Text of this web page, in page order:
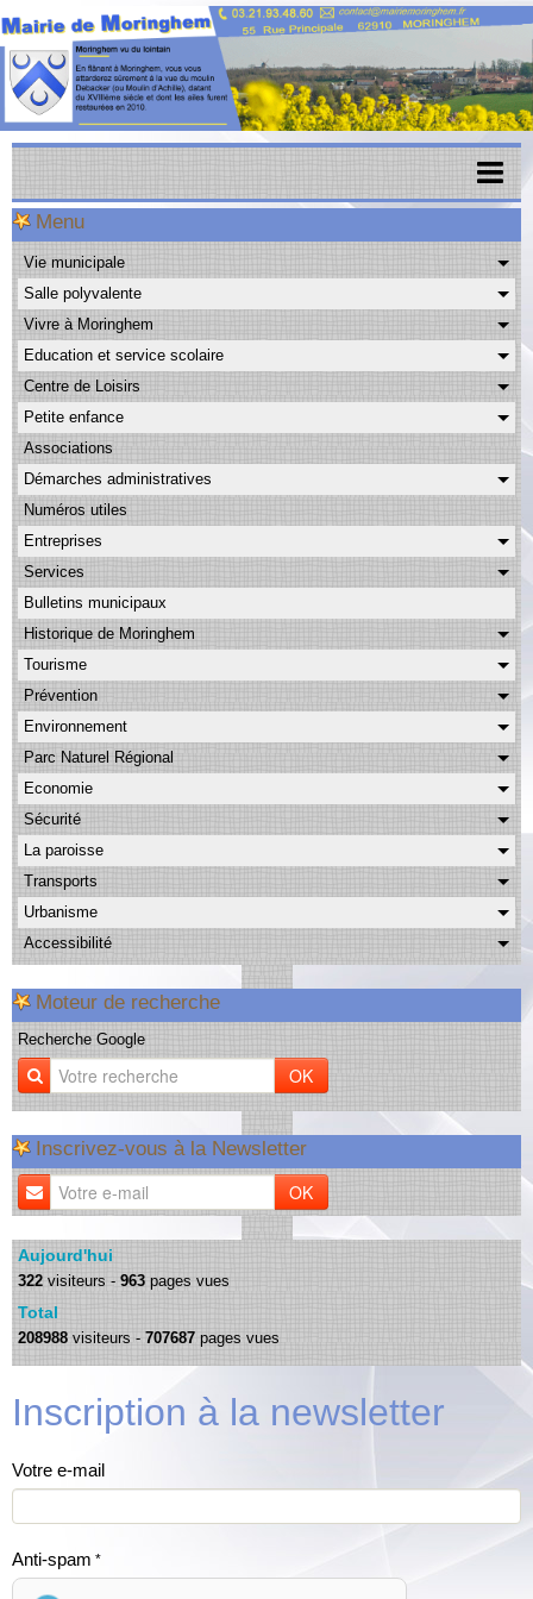
Accueil
Menu scolaire
Actualités
Agenda
CAPSO
Urbanisme
Transports
Albums
Facebook
Contact
Menu
Vie municipale
Salle polyvalente
Vivre à Moringhem
Education et service scolaire
Centre de Loisirs
Petite enfance
Associations
Démarches administratives
Numéros utiles
Entreprises
Services
Bulletins municipaux
Historique de Moringhem
Tourisme
Prévention
Environnement
Parc Naturel Régional
Economie
Sécurité
La paroisse
Transports
Urbanisme
Accessibilité
Moteur de recherche
Recherche Google
OK
Inscrivez-vous à la Newsletter
OK
Aujourd'hui
322 visiteurs - 963 pages vues
Total
208988 visiteurs - 707687 pages vues
Inscription à la newsletter
Votre e-mail
Anti-spam